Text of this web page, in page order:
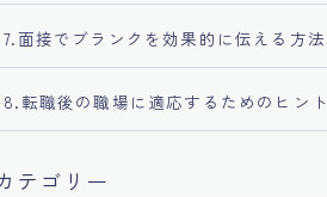
面接でブランクを効果的に伝える方法
転職後の職場に適応するためのヒント
テゴリー